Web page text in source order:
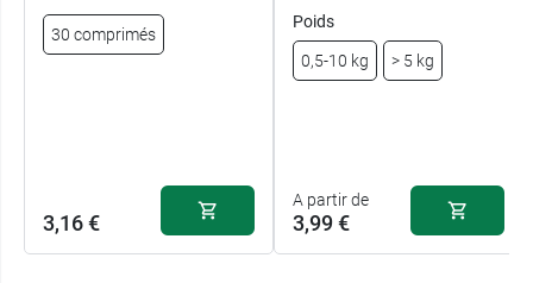
30 comprimés
3,16 €
Poids
0,5-10 kg > 5 kg
A partir de
3,99 €